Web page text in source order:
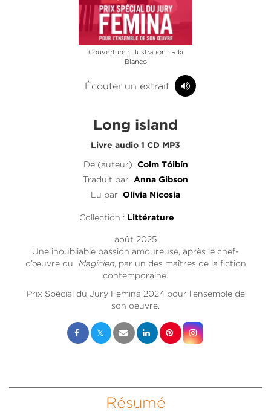
Couverture : Illustration : Riki
Blanco
Écouter un extrait
Long island
Livre audio 1 CD MP3
De (auteur) Colm Tóibín
Traduit par Anna Gibson
Lu par Olivia Nicosia
Collection : Littérature
août 2025
Une inoubliable passion amoureuse, après le chef-
d’œuvre du Magicien, par un des maîtres de la fiction
contemporaine.
Prix Spécial du Jury Femina 2024 pour l'ensemble de
son oeuvre.
Résumé